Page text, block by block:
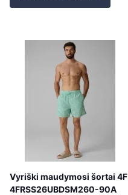
Vyriški maudymosi šortai 4F
4FRSS26UBDSM260-90A